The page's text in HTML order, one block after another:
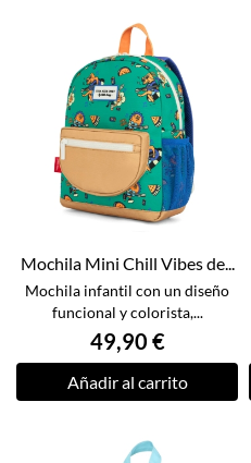
Mochila Mini Chill Vibes de...
Mochila infantil con un diseño
funcional y colorista,...
49,90 €
Añadir al carrito